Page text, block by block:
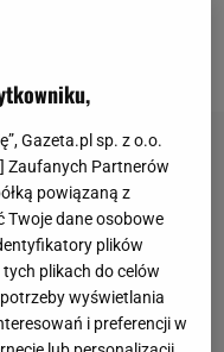
choć po pierwszej
Gazeta.pl sp. z o.o.
] Zaufanych Partnerów
powiązaną z
Twoje dane osobowe
plików
plikach do celów
wyświetlania
i preferencji w